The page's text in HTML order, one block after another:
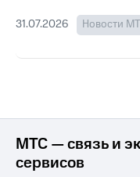
31.07.2026 Новости
МТС — связь и
сервисов